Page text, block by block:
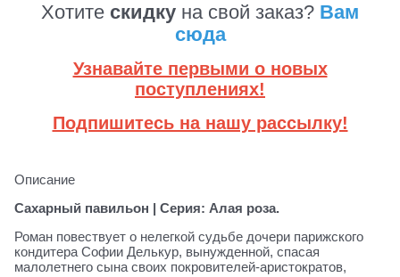
Хотите скидку на свой заказ? Вам
сюда
Узнавайте первыми о новых
поступлениях!
Подпишитесь на нашу рассылку!
Описание
Сахарный павильон | Серия: Алая роза.
Роман повествует о нелегкой судьбе дочери парижского
кондитера Софии Делькур, вынужденной, спасая
малолетнего сына своих покровителей-аристократов,